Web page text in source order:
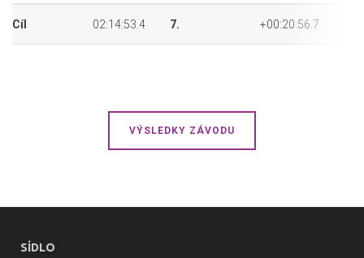
Cíl 02:14:53.4 7. +00:20:56.7
VÝSLEDKY ZÁVODU
SÍDLO